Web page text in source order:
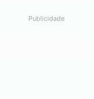
Publicidade